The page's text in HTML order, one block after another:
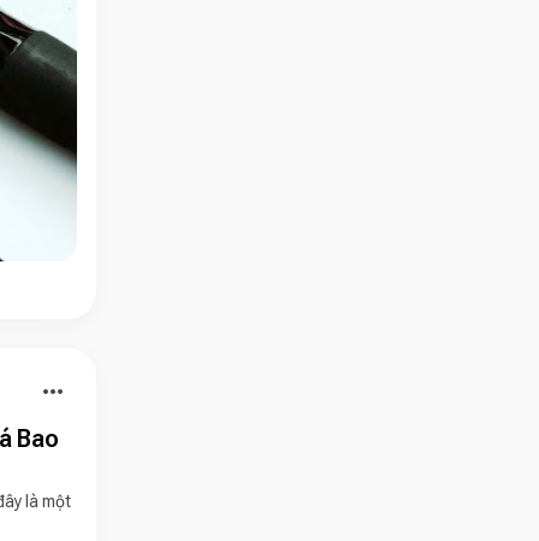
more_horiz
Bao
là một